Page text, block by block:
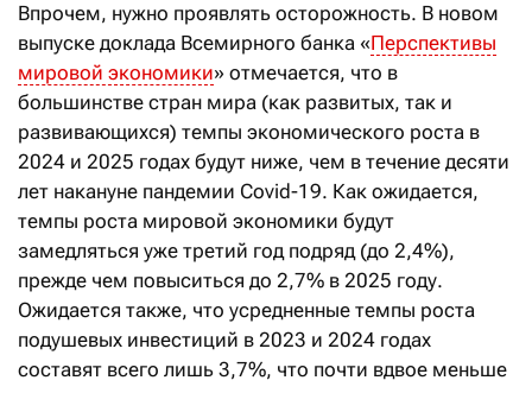
Впрочем, нужно проявлять осторожность. В новом
выпуске доклада Всемирного банка «Перспективы
мировой экономики» отмечается, что в
большинстве стран мира (как развитых, так и
развивающихся) темпы экономического роста в
2024 и 2025 годах будут ниже, чем в течение десяти
лет накануне пандемии Covid-19. Как ожидается,
темпы роста мировой экономики будут
замедляться уже третий год подряд (до 2,4%),
прежде чем повыситься до 2,7% в 2025 году.
Ожидается также, что усредненные темпы роста
подушевых инвестиций в 2023 и 2024 годах
составят всего лишь 3,7%, что почти вдвое меньше